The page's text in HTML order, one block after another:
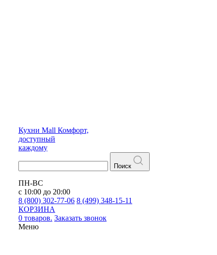
Кухни Mall Комфорт,
доступный
каждому
Поиск
ПН-ВС
с 10:00 до 20:00
8 (800) 302-77-06 8 (499) 348-15-11
КОРЗИНА
0 товаров. Заказать звонок
Меню